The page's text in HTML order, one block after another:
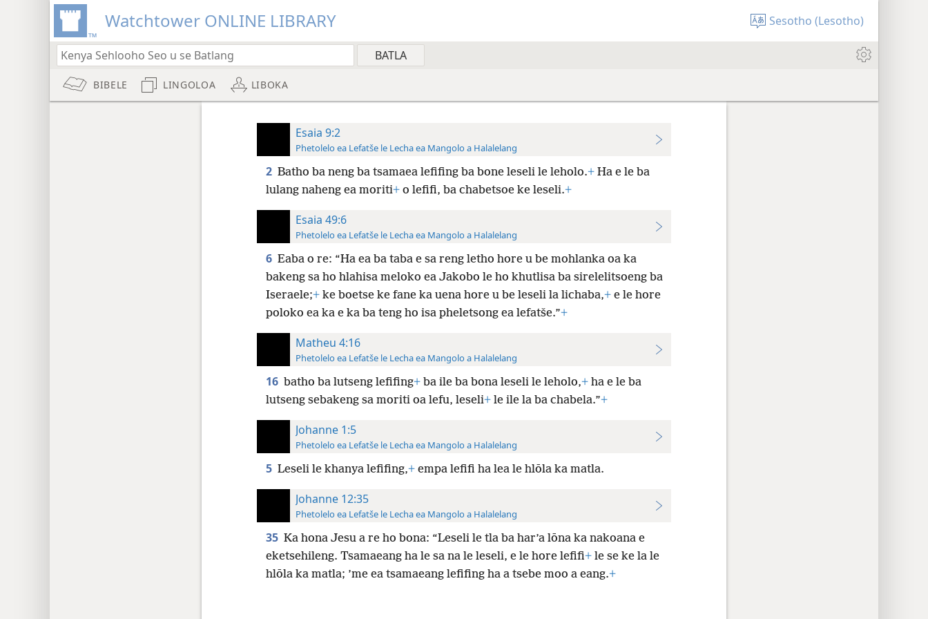
Watchtower ONLINE LIBRARY Sesotho (Lesotho)
BIBELE LINGOLOA LIBOKA
Esaia 9:2
Phetolelo ea Lefatše le Lecha ea Mangolo a Halalelang
2 Batho ba neng ba tsamaea lefifing ba bone leseli le leholo.+Ha e le ba
lulang naheng ea moriti+o lefifi, ba chabetsoe ke leseli.+
Esaia 49:6
Phetolelo ea Lefatše le Lecha ea Mangolo a Halalelang
6 Eaba o re: “Ha ea ba taba e sa reng letho hore u be mohlanka oa ka
bakeng sa ho hlahisa meloko ea Jakobo le ho khutlisa ba sirelelitsoeng ba
Iseraele;+ke boetse ke fane ka uena hore u be leseli la lichaba,+e le hore
poloko ea ka e ka ba teng ho isa pheletsong ea lefatše.”+
Matheu 4:16
Phetolelo ea Lefatše le Lecha ea Mangolo a Halalelang
16 batho ba lutseng lefifing+ba ile ba bona leseli le leholo,+ha e le ba
lutseng sebakeng sa moriti oa lefu, leseli+le ile la ba chabela.”+
Johanne 1:5
Phetolelo ea Lefatše le Lecha ea Mangolo a Halalelang
5 Leseli le khanya lefifing,+empa lefifi ha lea le hlōla ka matla.
Johanne 12:35
Phetolelo ea Lefatše le Lecha ea Mangolo a Halalelang
35 Ka hona Jesu a re ho bona: “Leseli le tla ba har’a lōna ka nakoana e
eketsehileng. Tsamaeang ha le sa na le leseli, e le hore lefifi+le se ke la le
hlōla ka matla; ’me ea tsamaeang lefifing ha a tsebe moo a eang.+